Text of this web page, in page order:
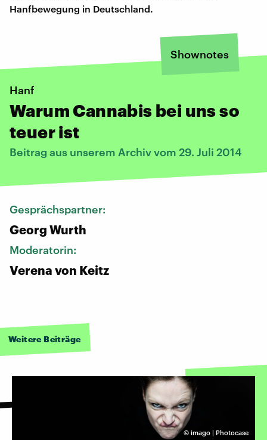
Hanfbewegung in Deutschland.
Shownotes
Hanf
Warum Cannabis bei uns so
teuer ist
Beitrag aus unserem Archiv vom 29. Juli 2014
Gesprächspartner:
Georg Wurth
Moderatorin:
Verena von Keitz
Weitere Beiträge
© imago | Photocase